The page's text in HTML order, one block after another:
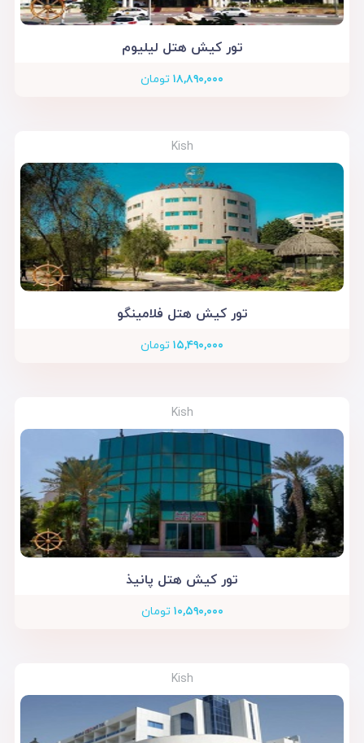
تور کیش هتل لیلیوم
۱۸,۸۹۰,۰۰۰ تومان
Kish
تور کیش هتل فلامینگو
۱۵,۴۹۰,۰۰۰ تومان
Kish
تور کیش هتل پانیذ
۱۰,۵۹۰,۰۰۰ تومان
Kish